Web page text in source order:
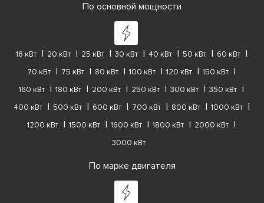
По основной мощности
16 кВт 20 кВт 25 кВт 30 кВт 40 кВт 50 кВт
60 кВт
70 кВт
75 кВт 80 кВт 100 кВт 120 кВт
150 кВт
160 кВт
180 кВт 200 кВт 250 кВт 300 кВт
350 кВт
400 кВт
500 кВт 600 кВт 700 кВт 800 кВт
1000 кВт
1200 кВт
1500 кВт 1600 кВт 1800 кВт
2000 кВт
3000 кВт
По марке двигателя